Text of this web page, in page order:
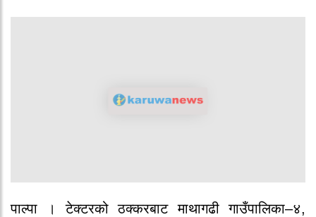
पाल्पा । टेक्टरको ठक्करबाट माथागढी गाउँपालिका–४,